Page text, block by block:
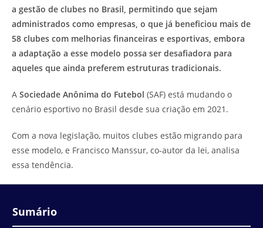
a gestão de clubes no Brasil, permitindo que sejam
administrados como empresas, o que já beneficiou mais de
58 clubes com melhorias financeiras e esportivas, embora
a adaptação a esse modelo possa ser desafiadora para
aqueles que ainda preferem estruturas tradicionais.
A Sociedade Anônima do Futebol (SAF) está mudando o
cenário esportivo no Brasil desde sua criação em 2021.
Com a nova legislação, muitos clubes estão migrando para
esse modelo, e Francisco Manssur, co-autor da lei, analisa
essa tendência.
Sumário